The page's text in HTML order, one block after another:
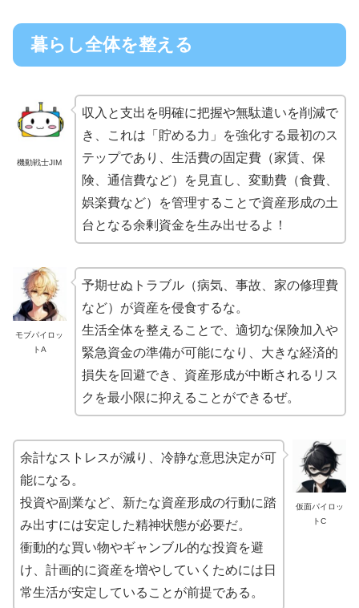
暮らし全体を整える
機動戦士JIM
収入と支出を明確に把握や無駄遣いを削減で
き、これは「貯める力」を強化する最初のス
テップであり、生活費の固定費（家賃、保
険、通信費など）を見直し、変動費（食費、
娯楽費など）を管理することで資産形成の土
台となる余剰資金を生み出せるよ！
モブパイロッ
トA
予期せぬトラブル（病気、事故、家の修理費
など）が資産を侵食するな。
生活全体を整えることで、適切な保険加入や
緊急資金の準備が可能になり、大きな経済的
損失を回避でき、資産形成が中断されるリス
クを最小限に抑えることができるぜ。
仮面パイロッ
トC
余計なストレスが減り、冷静な意思決定が可
能になる。
投資や副業など、新たな資産形成の行動に踏
み出すには安定した精神状態が必要だ。
衝動的な買い物やギャンブル的な投資を避
け、計画的に資産を増やしていくためには日
常生活が安定していることが前提である。